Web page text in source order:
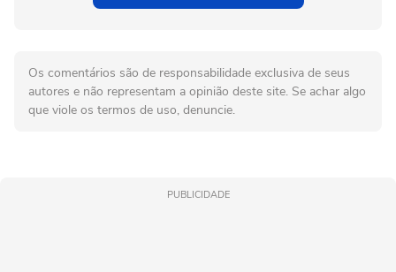
Os comentários são de responsabilidade exclusiva de seus
autores e não representam a opinião deste site. Se achar algo
que viole os termos de uso, denuncie.
PUBLICIDADE